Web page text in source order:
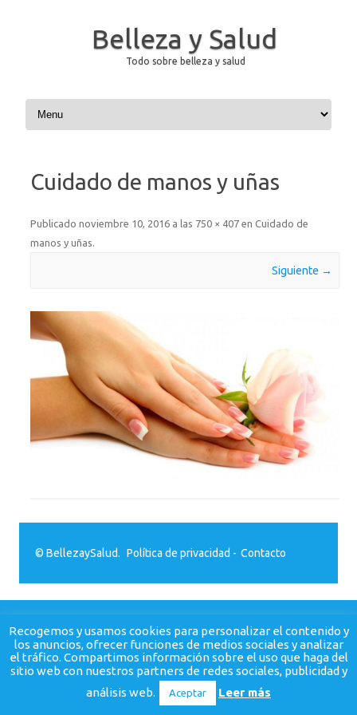
Belleza y Salud
Todo sobre belleza y salud
Saltar al contenido
Cuidado de manos y uñas
Publicado noviembre 10, 2016 a las 750 × 407 en Cuidado de
manos y uñas.
Siguiente →
© BellezaySalud. Política de privacidad - Contacto
Recogemos y usamos cookies para personalizar el contenido y
los anuncios, ofrecer funciones de medios sociales y analizar
el tráfico. Compartimos información sobre el uso que haga del
sitio web con nuestros partners de redes sociales, publicidad y
análisis web.
Aceptar Leer más